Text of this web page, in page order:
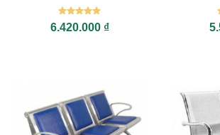
Được xếp
hạng55
6.420.000 ₫